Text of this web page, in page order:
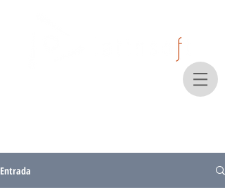
Entrada